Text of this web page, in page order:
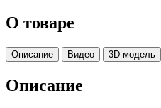
О товаре
Описание Видео 3D модель
Описание